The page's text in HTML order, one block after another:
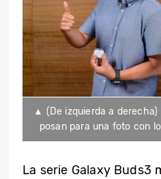
▲ (De izquierda a derecha)
posan para una foto con
La serie Galaxy Buds3